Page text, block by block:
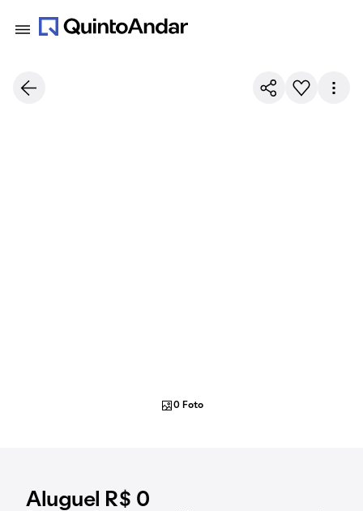
Aluguel R$ 0
0 Foto